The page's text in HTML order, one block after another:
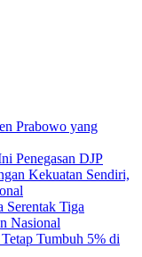
Prabowo yang
Penegasan DJP
Kekuatan Sendiri,
Serentak Tiga
Nasional
Tumbuh 5% di